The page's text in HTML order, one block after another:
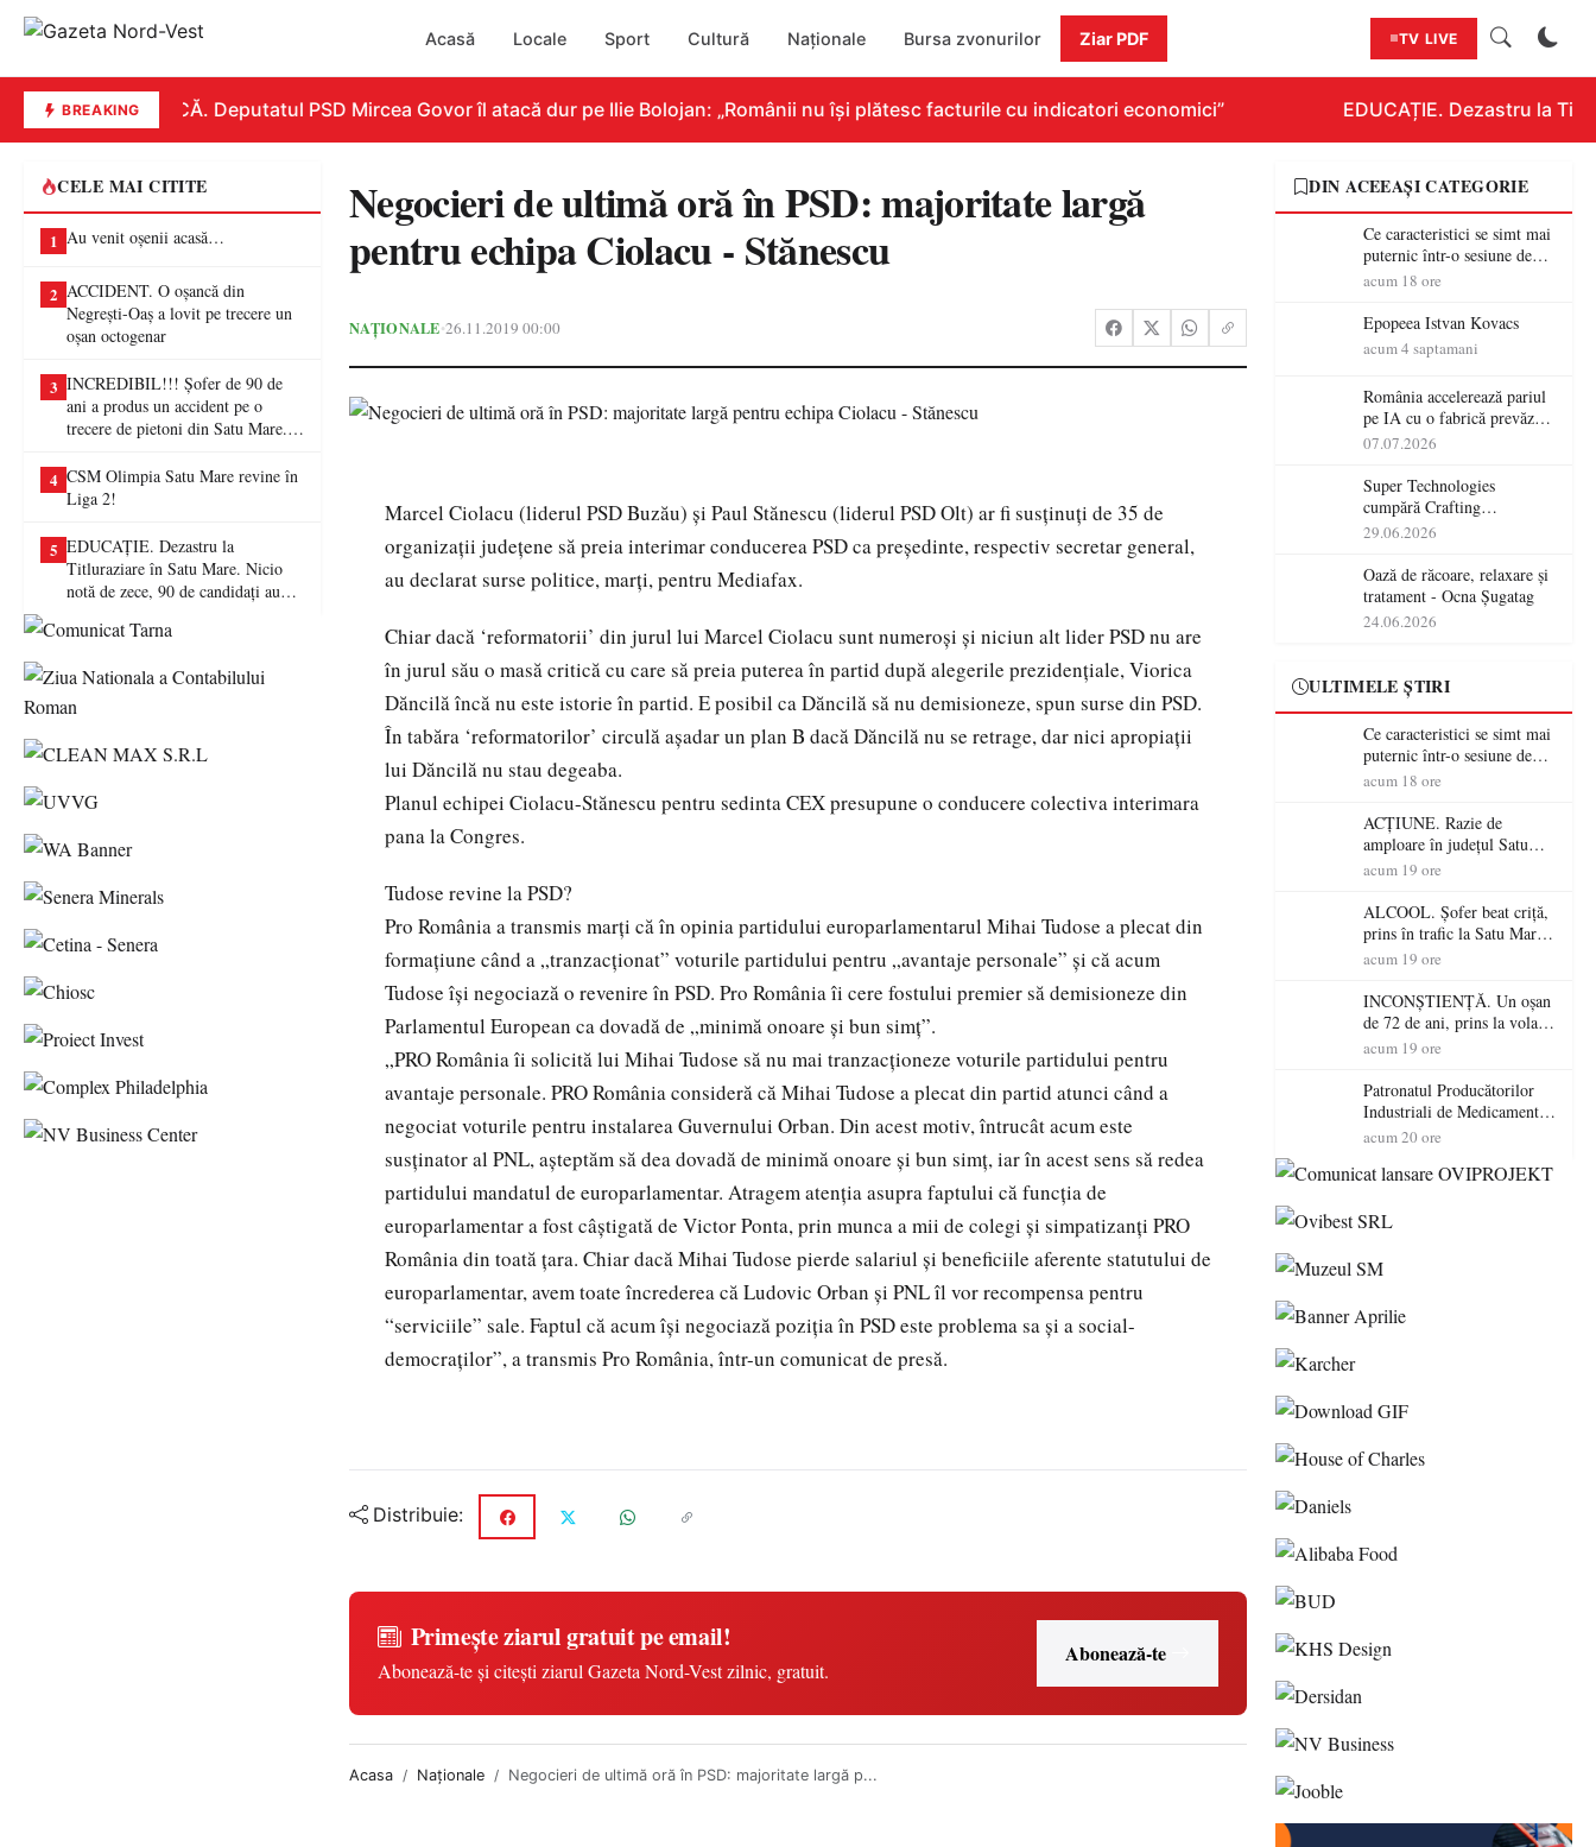
Acasă Locale Sport Cultură Naționale Bursa zvonurilor Ziar PDF TV LIVE
BREAKINGREPLICĂ. Deputatul PSD Mircea Govor îl atacă dur pe Ilie Bolojan: „Românii nu își plătesc facturile cu indicatori economici” EDUCAȚIE. Dezastru la
CELE MAI CITITE
1 Au venit oșenii acasă…
2 ACCIDENT. O oșancă din
Negrești-Oaș a lovit pe trecere un
oșan octogenar
3 INCREDIBIL!!! Șofer de 90 de
ani a produs un accident pe o
trecere de pietoni din Satu Mare. O
4 CSM Olimpia Satu Mare revine în
Liga 2!
5 EDUCAȚIE. Dezastru la
Titluraziare în Satu Mare. Nicio
notă de zece, 90 de candidați au
Negocieri de ultimă oră în PSD: majoritate largă
pentru echipa Ciolacu - Stănescu
NAȚIONALE•26.11.2019 00:00
Marcel Ciolacu (liderul PSD Buzău) și Paul Stănescu (liderul PSD Olt) ar fi susținuți de 35 de
organizații județene să preia interimar conducerea PSD ca președinte, respectiv secretar general,
au declarat surse politice, marți, pentru Mediafax.
Chiar dacă ‘reformatorii’ din jurul lui Marcel Ciolacu sunt numeroși și niciun alt lider PSD nu are
în jurul său o masă critică cu care să preia puterea în partid după alegerile prezidențiale, Viorica
Dăncilă încă nu este istorie în partid. E posibil ca Dăncilă să nu demisioneze, spun surse din PSD.
În tabăra ‘reformatorilor’ circulă așadar un plan B dacă Dăncilă nu se retrage, dar nici apropiații
lui Dăncilă nu stau degeaba.
Planul echipei Ciolacu-Stănescu pentru sedinta CEX presupune o conducere colectiva interimara
pana la Congres.
Tudose revine la PSD?
Pro România a transmis marți că în opinia partidului europarlamentarul Mihai Tudose a plecat din
formațiune când a „tranzacționat” voturile partidului pentru „avantaje personale” și că acum
Tudose își negociază o revenire în PSD. Pro România îi cere fostului premier să demisioneze din
Parlamentul European ca dovadă de „minimă onoare și bun simț”.
„PRO România îi solicită lui Mihai Tudose să nu mai tranzacționeze voturile partidului pentru
avantaje personale. PRO România consideră că Mihai Tudose a plecat din partid atunci când a
negociat voturile pentru instalarea Guvernului Orban. Din acest motiv, întrucât acum este
susținator al PNL, așteptăm să dea dovadă de minimă onoare și bun simț, iar în acest sens să redea
partidului mandatul de europarlamentar. Atragem atenția asupra faptului că funcția de
europarlamentar a fost câștigată de Victor Ponta, prin munca a mii de colegi și simpatizanți PRO
România din toată țara. Chiar dacă Mihai Tudose pierde salariul și beneficiile aferente statutului de
europarlamentar, avem toate încrederea că Ludovic Orban și PNL îl vor recompensa pentru
“serviciile” sale. Faptul că acum își negociază poziția în PSD este problema sa și a social-
democraților”, a transmis Pro România, într-un comunicat de presă.
Distribuie:
Primește ziarul gratuit pe email!
Abonează-te și citești ziarul Gazeta Nord-Vest zilnic, gratuit.
Abonează-te
Acasa Naționale Negocieri de ultimă oră în PSD: majoritate largă p...
DIN ACEEAȘI CATEGORIE
Ce caracteristici se simt mai
puternic într-o sesiune de
distracție la sloturi online:
RTP?
acum 18 ore
Epopeea Istvan Kovacs
acum 4 saptamani
România accelerează pariul
pe IA cu o fabrică prevăzută
pentru 2027
07.07.2026
Super Technologies
cumpără Crafting
Technologies și își extinde
România
29.06.2026
Oază de răcoare, relaxare și
tratament - Ocna Șugatag
24.06.2026
ULTIMELE ȘTIRI
Ce caracteristici se simt mai
puternic într-o sesiune de
distracție la sloturi online:
RTP?
acum 18 ore
ACȚIUNE. Razie de
amploare în județul Satu
Mare! Polițiștii au dat sute
șoferi fără permis într-o
singură zi
acum 19 ore
ALCOOL. Șofer beat criță,
prins în trafic la Satu Mare!
Alcoolemie uriașă
acum 19 ore
INCONȘTIENȚĂ. Un oșan
de 72 de ani, prins la volan
fără permis! Polițiștii l-au
acum 19 ore
Patronatul Producătorilor
Industriali de Medicamente
din România (PRIMER):
energie electrică a fabricilor
pericol accesul pacienților la
acum 20 ore